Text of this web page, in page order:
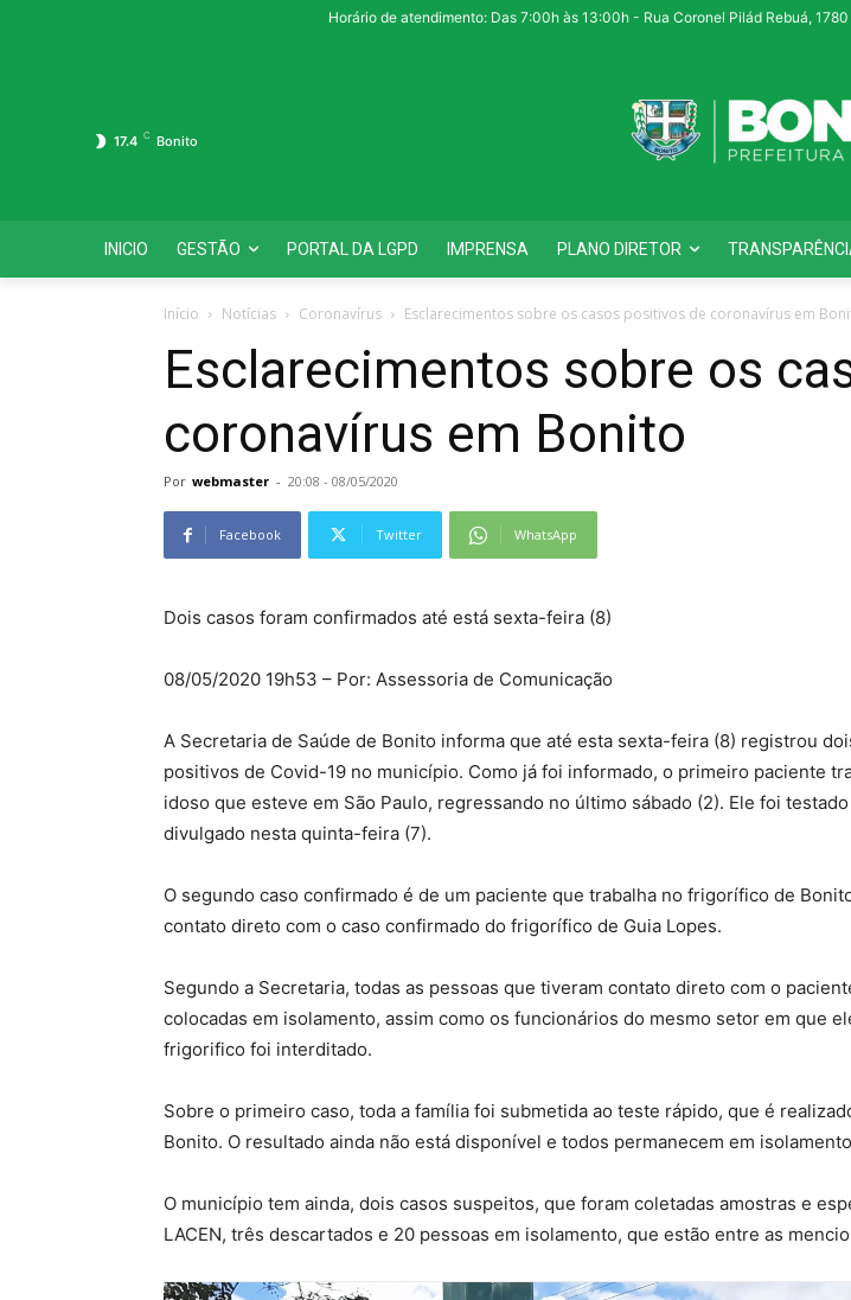
Horário de atendimento: Das 7:00h às 13:00h - Rua Coronel Pilád Rebuá,
17.4 C Bonito
INICIO GESTÃO PORTAL DA LGPD IMPRENSA PLANO DIRETOR
Início Notícias Coronavírus Esclarecimentos sobre os casos positivos de coronavírus em
Esclarecimentos sobre os
coronavírus em Bonito
Por webmaster - 20:08 - 08/05/2020
Facebook Twitter WhatsApp
Dois casos foram confirmados até está sexta-feira (8)
08/05/2020 19h53 – Por: Assessoria de Comunicação
A Secretaria de Saúde de Bonito informa que até esta sexta-feira (8) registrou
positivos de Covid-19 no município. Como já foi informado, o primeiro paciente
idoso que esteve em São Paulo, regressando no último sábado (2). Ele foi
divulgado nesta quinta-feira (7).
O segundo caso confirmado é de um paciente que trabalha no frigorífico de
contato direto com o caso confirmado do frigorífico de Guia Lopes.
Segundo a Secretaria, todas as pessoas que tiveram contato direto com o
colocadas em isolamento, assim como os funcionários do mesmo setor em que
frigorifico foi interditado.
Sobre o primeiro caso, toda a família foi submetida ao teste rápido, que é
Bonito. O resultado ainda não está disponível e todos permanecem em
O município tem ainda, dois casos suspeitos, que foram coletadas amostras e
LACEN, três descartados e 20 pessoas em isolamento, que estão entre as